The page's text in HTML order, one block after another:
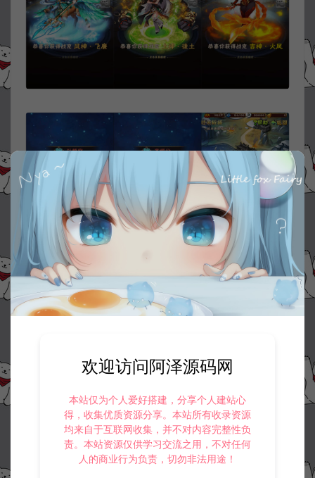
欢迎访问阿泽源码网
本站仅为个人爱好搭建，分享个人建站心
得，收集优质资源分享。本站所有收录资源
均来自于互联网收集，并不对内容完整性负
责。本站资源仅供学习交流之用，不对任何
人的商业行为负责，切勿非法用途！